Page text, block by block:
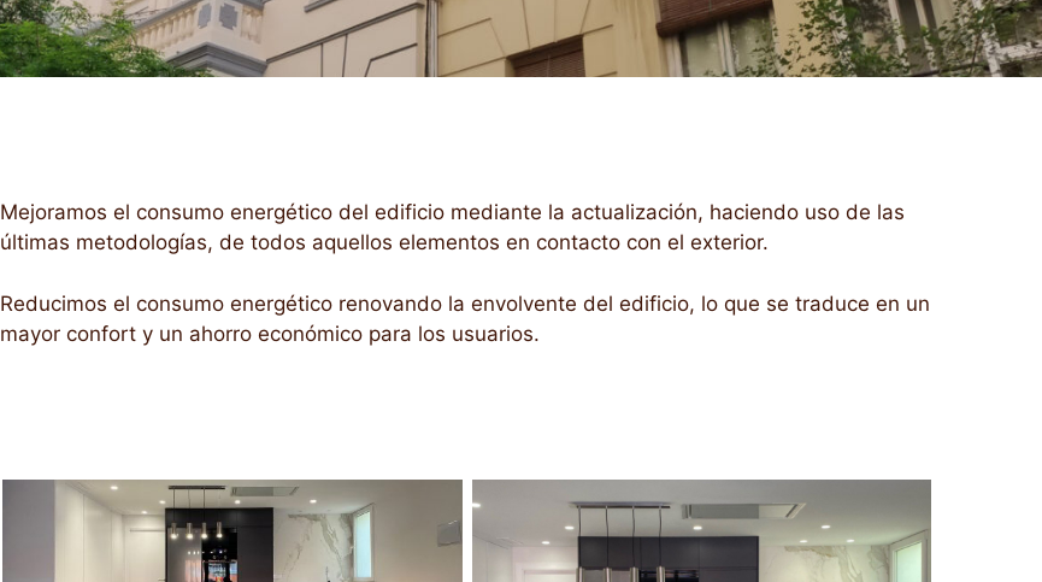
Mejoramos el consumo energético del edificio mediante la actualización, haciendo uso de las
últimas metodologías, de todos aquellos elementos en contacto con el exterior.
Reducimos el consumo energético renovando la envolvente del edificio, lo que se traduce en un
mayor confort y un ahorro económico para los usuarios.